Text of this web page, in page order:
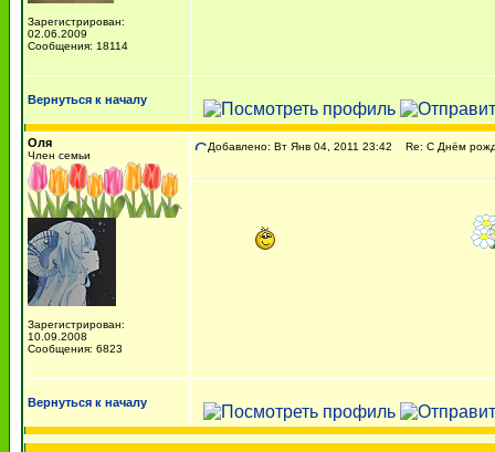
Зарегистрирован:
02.06.2009
Сообщения: 18114
Вернуться к началу
Оля
Член семьи
Зарегистрирован:
10.09.2008
Сообщения: 6823
Добавлено: Вт Янв 04, 2011 23:42 Re: С Днём
Вернуться к началу